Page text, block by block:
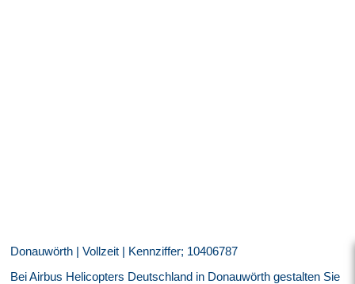
Donauwörth | Vollzeit | Kennziffer; 10406787
Bei Airbus Helicopters Deutschland in Donauwörth gestalten Sie